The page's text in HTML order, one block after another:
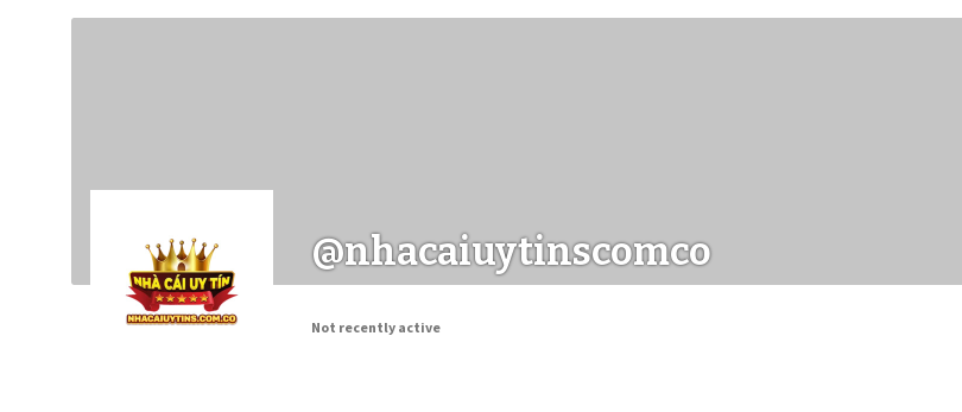
Заходи
@nhacaiuytinscomco
Not recently active